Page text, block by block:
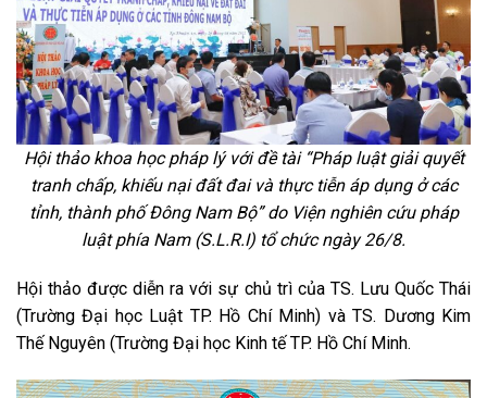
Hội thảo khoa học pháp lý với đề tài “Pháp luật giải quyết
tranh chấp, khiếu nại đất đai và thực tiễn áp dụng ở các
tỉnh, thành phố Đông Nam Bộ” do Viện nghiên cứu pháp
luật phía Nam (S.L.R.I) tổ chức ngày 26/8.
Hội thảo được diễn ra với sự chủ trì của TS. Lưu Quốc Thái
(Trường Đại học Luật TP. Hồ Chí Minh) và TS. Dương Kim
Thế Nguyên (Trường Đại học Kinh tế TP. Hồ Chí Minh.